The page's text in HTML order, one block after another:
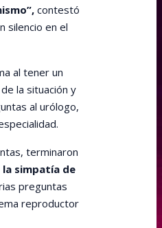
contestó
silencio en el
al tener un
la situación y
al urólogo,
terminaron
simpatía de
preguntas
reproductor